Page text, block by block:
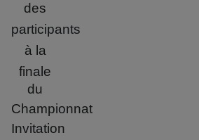
des
participants
à la
finale
du
Championnat
Invitation